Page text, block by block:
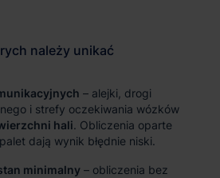
– alejki, drogi
i strefy oczekiwania wózków
hali. Obliczenia oparte
dają wynik błędnie niski.
minimalny – obliczenia bez